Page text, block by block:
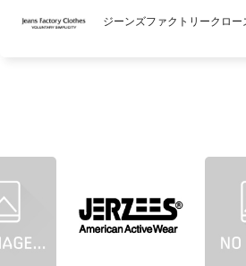
ジーンズファクトリークロー